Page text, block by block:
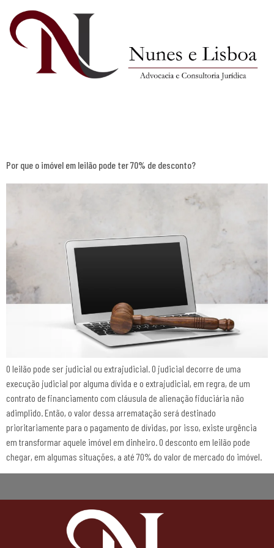
Por que o imóvel em leilão pode ter 70% de desconto?
O leilão pode ser judicial ou extrajudicial. O judicial decorre de uma
execução judicial por alguma dívida e o extrajudicial, em regra, de um
contrato de financiamento com cláusula de alienação fiduciária não
adimplido. Então, o valor dessa arrematação será destinado
prioritariamente para o pagamento de dívidas, por isso, existe urgência
em transformar aquele imóvel em dinheiro. O desconto em leilão pode
chegar, em algumas situações, a até 70% do valor de mercado do imóvel.